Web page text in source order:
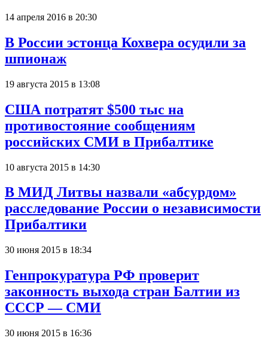
14 апреля 2016 в 20:30
В России эстонца Кохвера осудили за
шпионаж
19 августа 2015 в 13:08
США потратят $500 тыс на
противостояние сообщениям
российских СМИ в Прибалтике
10 августа 2015 в 14:30
В МИД Литвы назвали «абсурдом»
расследование России о независимости
Прибалтики
30 июня 2015 в 18:34
Генпрокуратура РФ проверит
законность выхода стран Балтии из
СССР — СМИ
30 июня 2015 в 16:36